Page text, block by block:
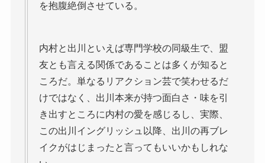
を抱腹絶倒させている。
内村と出川といえば専門学校の同級生で、盟
友とも言える関係であることは多くが知ると
ころだ。単なるリアクション芸で笑わせるだ
けではなく、出川本来が持つ面白さ・味を引
き出すところに内村の愛を感じるし、実際、
この出川イングリッシュ以降、出川の再ブレ
イクがはじまったと言ってもいいかもしれな